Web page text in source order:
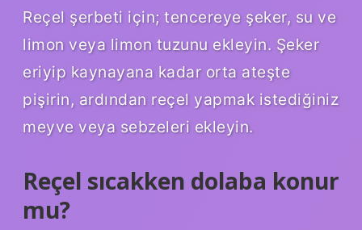
Reçel şerbeti için; tencereye şeker, su ve
limon veya limon tuzunu ekleyin. Şeker
eriyip kaynayana kadar orta ateşte
pişirin, ardından reçel yapmak istediğiniz
meyve veya sebzeleri ekleyin.
Reçel sıcakken dolaba konur
mu?